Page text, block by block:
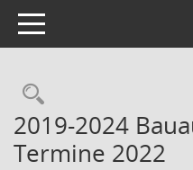
Toggle navigation
2019-2024
Termine 2022